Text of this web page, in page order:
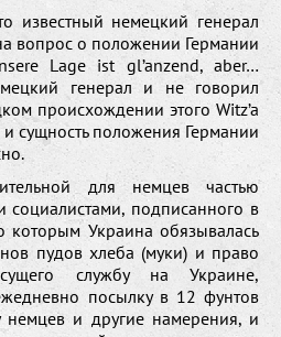
известный немецкий генерал
вопрос о положении Германии
Lage ist gl’anzend, aber…
генерал и не говорил
происхождении этого Witz’a
сущность положения Германии
для немцев частью
социалистами, подписанного в
которым Украина обязывалась
пудов хлеба (муки) и право
службу на Украине,
посылку в 12 фунтов
и другие намерения, и